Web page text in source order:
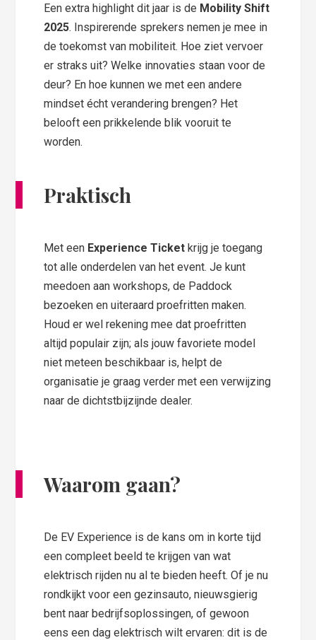
Een extra highlight dit jaar is de Mobility Shift
2025. Inspirerende sprekers nemen je mee in
de toekomst van mobiliteit. Hoe ziet vervoer
er straks uit? Welke innovaties staan voor de
deur? En hoe kunnen we met een andere
mindset écht verandering brengen? Het
belooft een prikkelende blik vooruit te
worden.
Praktisch
Met een Experience Ticket krijg je toegang
tot alle onderdelen van het event. Je kunt
meedoen aan workshops, de Paddock
bezoeken en uiteraard proefritten maken.
Houd er wel rekening mee dat proefritten
altijd populair zijn; als jouw favoriete model
niet meteen beschikbaar is, helpt de
organisatie je graag verder met een verwijzing
naar de dichtstbijzijnde dealer.
Waarom gaan?
De EV Experience is de kans om in korte tijd
een compleet beeld te krijgen van wat
elektrisch rijden nu al te bieden heeft. Of je nu
rondkijkt voor een gezinsauto, nieuwsgierig
bent naar bedrijfsoplossingen, of gewoon
eens een dag elektrisch wilt ervaren: dit is de